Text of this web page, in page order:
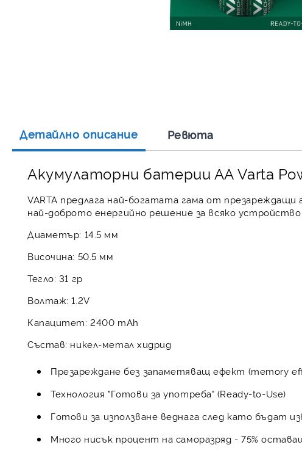
Детайлно описание Ревюта
Акумулаторни батерии АА Varta
VARTA предлага най-богатата гама от
най-доброто енергийно решение за всяко
Диаметър: 14.5 мм
Височина: 50.5 мм
Тегло: 31 гр
Волтаж: 1.2V
Капацитет: 2400 mAh
Състав: никел-метал хидрид
Презареждане без запаметяващ ефект (memory
Технология "Готови за употреба" (Ready-to-Use)
Готови за използване веднага след като бъдат
Много нисък процент на саморазряд - 75%